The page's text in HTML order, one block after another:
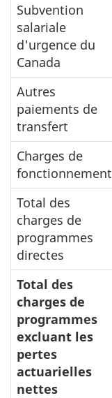
Subvention
salariale
d'urgence du
Canada
Autres
paiements de
transfert
Charges de
fonctionnement
Total des
charges de
programmes
directes
Total des
charges de
programmes
excluant les
pertes
actuarielles
nettes